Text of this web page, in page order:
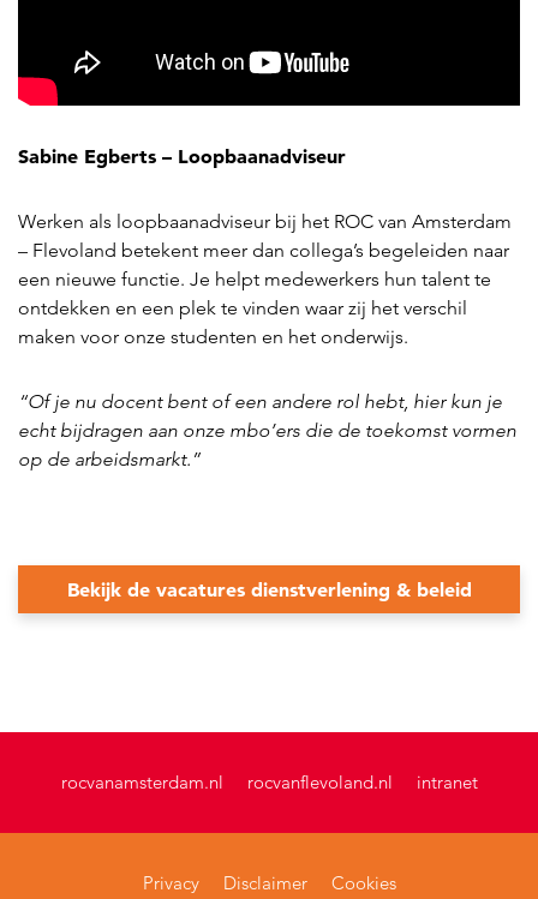
Sabine Egberts – Loopbaanadviseur
Werken als loopbaanadviseur bij het ROC van Amsterdam
– Flevoland betekent meer dan collega’s begeleiden naar
een nieuwe functie. Je helpt medewerkers hun talent te
ontdekken en een plek te vinden waar zij het verschil
maken voor onze studenten en het onderwijs.
“Of je nu docent bent of een andere rol hebt, hier kun je
echt bijdragen aan onze mbo’ers die de toekomst vormen
op de arbeidsmarkt.”
Bekijk de vacatures dienstverlening & beleid
rocvanamsterdam.nl rocvanflevoland.nl intranet
Privacy Disclaimer Cookies